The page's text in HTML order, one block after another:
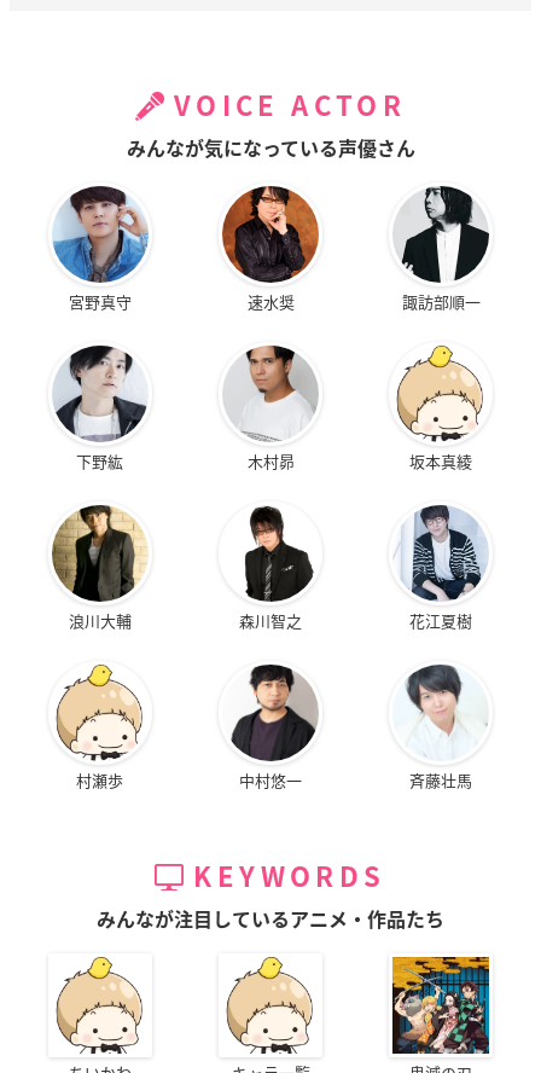
VOICE ACTOR
みんなが気になっている声優さん
宮野真守 速水奨 諏訪部順一
下野紘 木村昴 坂本真綾
浪川大輔 森川智之 花江夏樹
村瀬歩 中村悠一 斉藤壮馬
KEYWORDS
みんなが注目しているアニメ・作品たち